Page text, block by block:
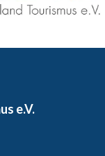
zwischen Hann.
e.V.